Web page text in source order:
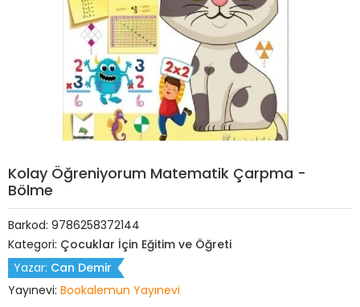
Kolay Öğreniyorum Matematik Çarpma -
Bölme
Barkod: 9786258372144
Kategori: Çocuklar İçin Eğitim ve Öğreti
Yazar: Can Demir
Yayınevi: Bookalemun Yayınevi